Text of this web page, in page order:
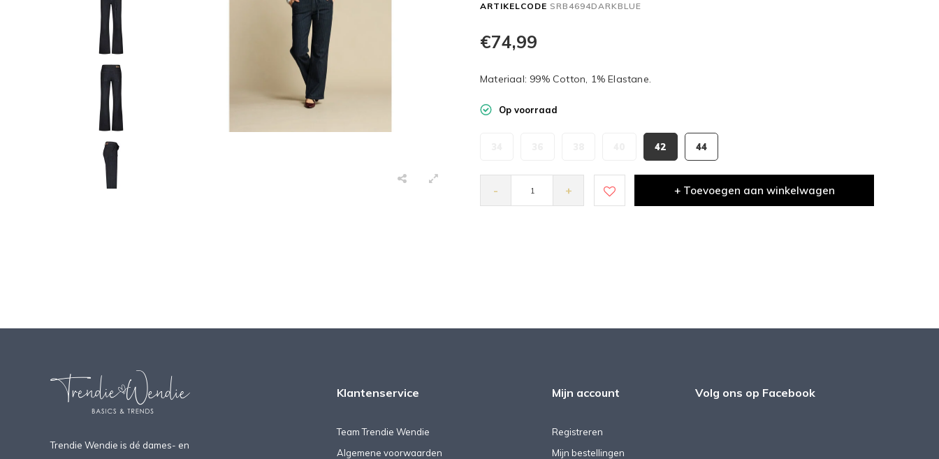
ARTIKELCODE SRB4694DARKBLUE
€74,99
Materiaal: 99% Cotton, 1% Elastane.
Op voorraad
42 44
- + + Toevoegen aan winkelwagen
Trendie Wendie is dé dames- en
Klantenservice
Team Trendie Wendie
Algemene voorwaarden
Mijn account
Registreren
Mijn bestellingen
Volg ons op Facebook